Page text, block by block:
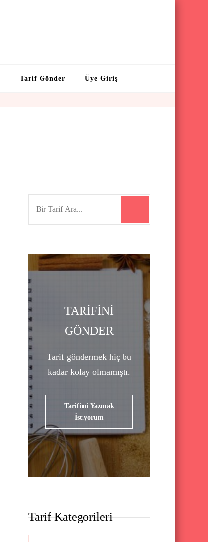
Tarif Gönder Üye Giriş
f
o
r
:
TARİFİNİ
GÖNDER
Tarif göndermek hiç bu
kadar kolay olmamıştı.
Tarifimi Yazmak
İstiyorum
Tarif Kategorileri